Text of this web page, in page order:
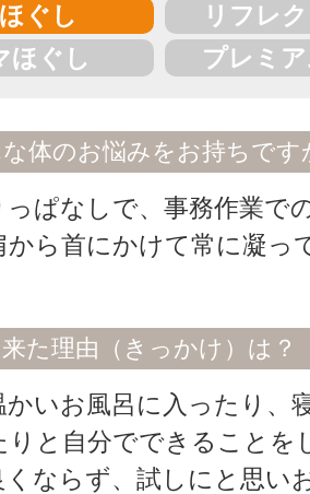
ぐし
リフレ
ほぐし
プレミ
体のお悩みをお持ちです
っぱなしで、事務作業で
から首にかけて常に凝っ
た理由（きっかけ）は？
かいお風呂に入ったり、
りと自分でできることを
くならず、試しにと思い